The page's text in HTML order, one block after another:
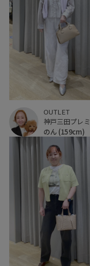
OUTLET
のん (159cm)